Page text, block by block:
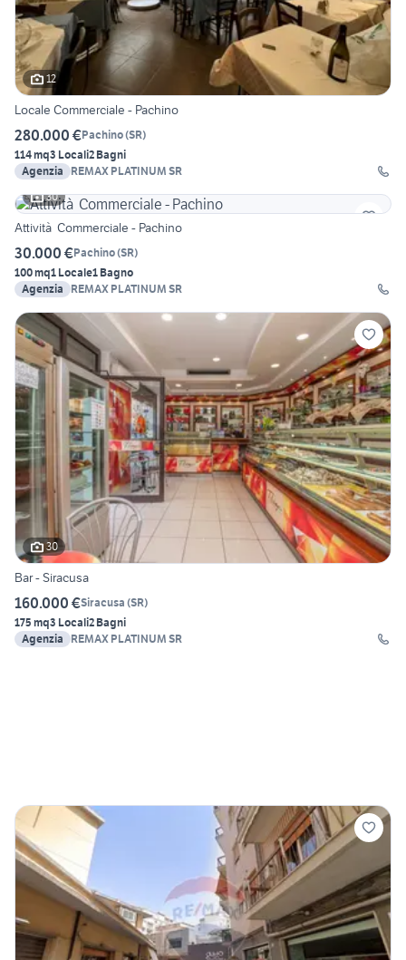
12
Locale Commerciale - Pachino
280.000 €Pachino(SR)
114 mq3 Locali2 Bagni
Agenzia
REMAX PLATINUM SR
30
Attività Commerciale - Pachino
30.000 €Pachino(SR)
100 mq1 Locale1 Bagno
Agenzia
REMAX PLATINUM SR
30
Bar - Siracusa
160.000 €Siracusa (SR)
175 mq3 Locali2 Bagni
Agenzia
REMAX PLATINUM SR